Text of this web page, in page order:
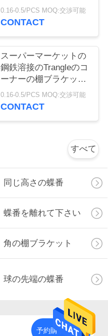
ラケット
0.16-0.5/PCS MOQ:交渉可能
CONTACT
スーパーマーケットの
鋼鉄溶接のTrangleのコ
ーナーの棚ブラケット
0.7mm - 1.2mmの厚さ
0.16-0.5/PCS MOQ:交渉可能
CONTACT
すべて
同じ高さの蝶番
蝶番を離れて下さい
角の棚ブラケット
球の先端の蝶番
予約購読して下